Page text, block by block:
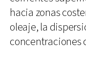
hacia zonas
oleaje, la
concentraciones